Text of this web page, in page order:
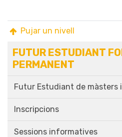
Pujar un nivell
FUTUR ESTUDIANT
PERMANENT
Futur Estudiant de màsters
Inscripcions
Sessions informatives